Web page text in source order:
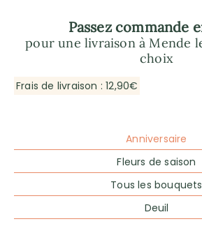
Passez commande
pour une livraison à Mende
choix
Frais de livraison : 12,90€
Anniversaire
Fleurs de saison
Tous les bouquets
Deuil